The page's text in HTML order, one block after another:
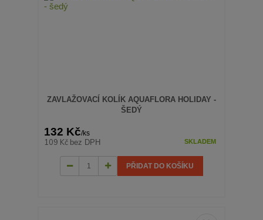
ZAVLAŽOVACÍ KOLÍK AQUAFLORA HOLIDAY -
ŠEDÝ
132 Kč/ks
109 Kč bez DPH SKLADEM
PŘIDAT DO KOŠÍKU